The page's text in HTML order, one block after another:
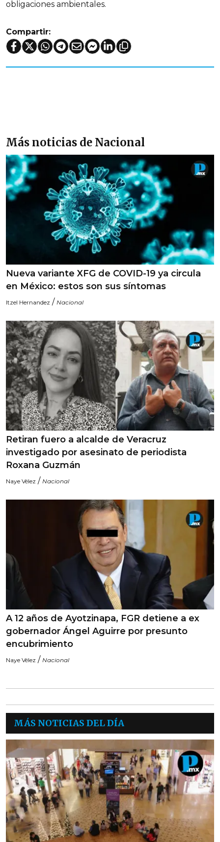
obligaciones ambientales.
Compartir:
Más noticias de Nacional
Nueva variante XFG de COVID-19 ya circula
en México: estos son sus síntomas
Itzel Hernandez / Nacional
Retiran fuero a alcalde de Veracruz
investigado por asesinato de periodista
Roxana Guzmán
Naye Vélez / Nacional
A 12 años de Ayotzinapa, FGR detiene a ex
gobernador Ángel Aguirre por presunto
encubrimiento
Naye Vélez / Nacional
MÁS NOTICIAS DEL DÍA